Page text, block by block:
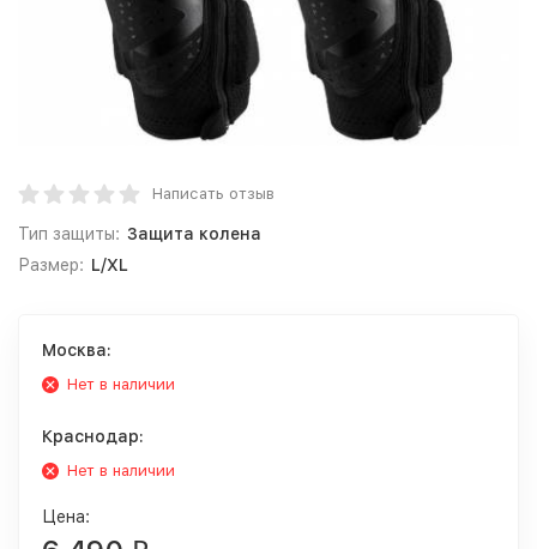
Написать отзыв
Тип защиты: Защита колена
Размер: L/XL
Москва:
Нет в наличии
Краснодар:
Нет в наличии
Цена: